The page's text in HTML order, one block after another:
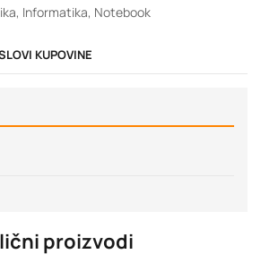
, Informatika, Notebook
KUPOVINE
proizvodi